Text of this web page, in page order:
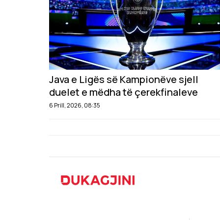
Java e Ligës së Kampionëve sjell
duelet e mëdha të çerekfinaleve
6 Prill, 2026, 08:35